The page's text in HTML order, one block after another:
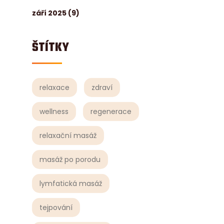
září 2025 (9)
ŠTÍTKY
relaxace zdraví
wellness regenerace
relaxační masáž
masáž po porodu
lymfatická masáž
tejpování